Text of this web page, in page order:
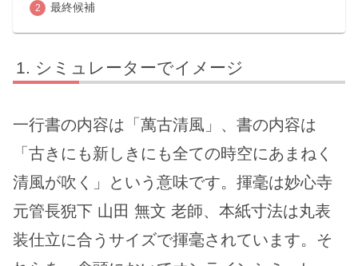
最終候補
シミュレーターでイメージ
一行書の内容は「萬古清風」、書の内容は
「古きにも新しきにも全ての時空にあまねく
清風が吹く」という意味です。揮毫は妙心寺
元管長猊下 山田 無文 老師、本紙寸法は丸表
装仕立に合うサイズで揮毫されています。そ